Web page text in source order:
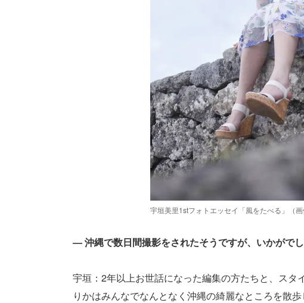
宇垣美里1stフォトエッセイ「風をたべる」（画
― 沖縄で数日間撮影をされたそうですが、いかがで
宇垣：2年以上お世話になった編集の方たちと、ス
りかはみんなでなんとなく沖縄の綺麗なところを散